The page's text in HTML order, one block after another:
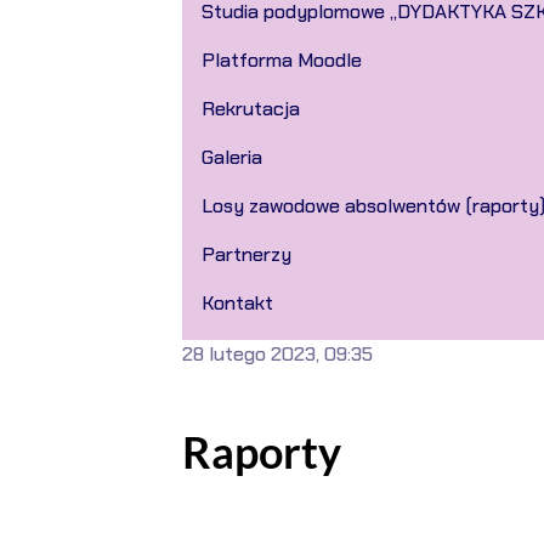
Studia podyplomowe „DYDAKTYKA
Platforma Moodle
Rekrutacja
Galeria
Losy zawodowe absolwentów (raporty)
Partnerzy
Kontakt
Raporty
28 lutego 2023, 09:35